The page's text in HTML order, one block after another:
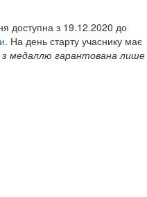
доступна з 19.12.2020 до
. На день старту учаснику має
з медаллю гарантована лише